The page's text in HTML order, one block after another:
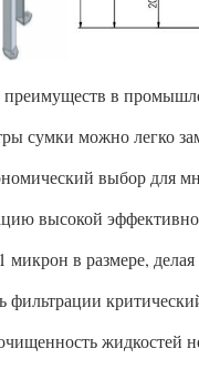
преимуществ в
сумки можно легко
выбор для
высокой
микрон в размере,
жидкостей